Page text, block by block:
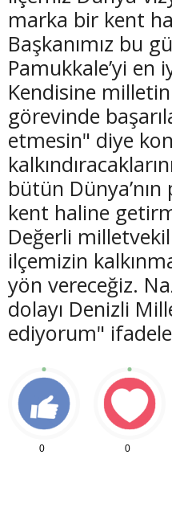
marka bir kent
Başkanımız bu
Pamukkale’yi en
Kendisine
görevinde
etmesin" diye
bütün
kent haline
Değerli
ilçemizin
yön vereceğiz.
dolayı Denizli
ediyorum"
0 0